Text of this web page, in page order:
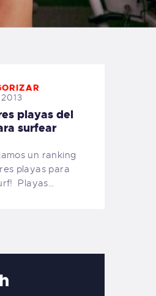
SURFERS
playas del
surfear
un ranking
playas para
Playas…